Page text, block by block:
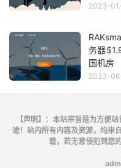
2023-
务器
国机房
2023-
【声明】：本站宗旨是为方便
途！站内所有内容及资源，均来
载，若无意侵犯到您